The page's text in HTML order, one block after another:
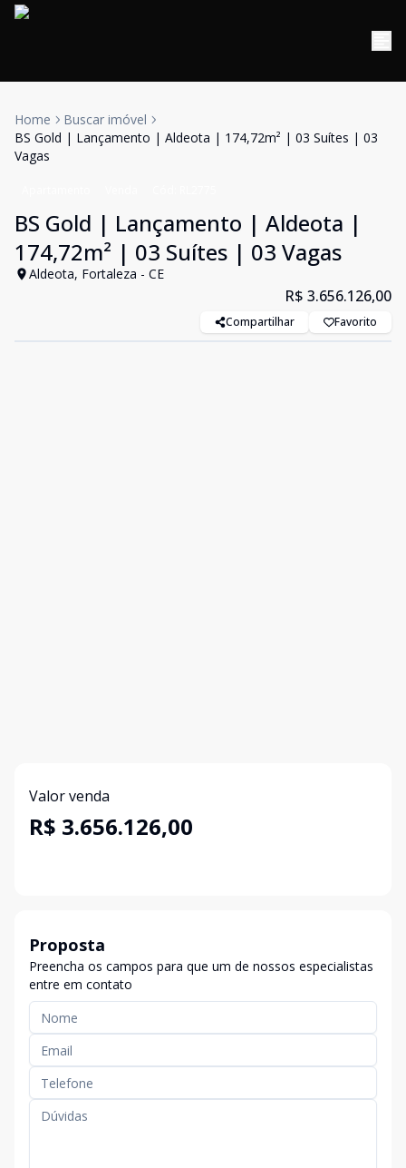
Home
Buscar imóvel
BS Gold | Lançamento | Aldeota | 174,72m² | 03 Suítes | 03
Vagas
BS Gold | Lançamento | Aldeota |
174,72m² | 03 Suítes | 03 Vagas
Aldeota, Fortaleza - CE
R$ 3.656.126,00
Compartilhar Favorito
Valor venda
R$ 3.656.126,00
Proposta
Preencha os campos para que um de nossos especialistas
entre em contato